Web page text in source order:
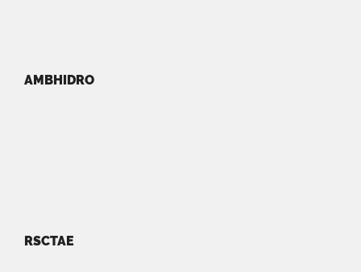
AMBHIDRO
RSCTAE